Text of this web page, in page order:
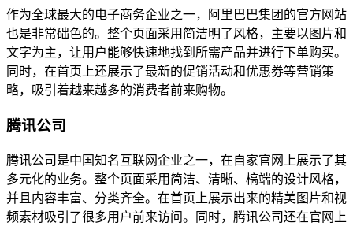
作为全球最大的电子商务企业之一，阿里巴巴集团的官方网站
也是非常础色的。整个页面采用简洁明了风格，主要以图片和
文字为主，让用户能够快速地找到所需产品并进行下单购买。
同时，在首页上还展示了最新的促销活动和优惠券等营销策
略，吸引着越来越多的消费者前来购物。
腾讯公司
腾讯公司是中国知名互联网企业之一，在自家官网上展示了其
多元化的业务。整个页面采用简洁、清晰、槁端的设计风格，
并且内容丰富、分类齐全。在首页上展示出来的精美图片和视
频素材吸引了很多用户前来访问。同时，腾讯公司还在官网上